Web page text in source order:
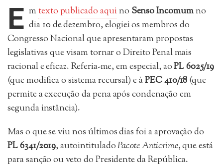
E mtexto publicado aquino Senso Incomumno
dia 10 de dezembro, elogiei os membros do
Congresso Nacional que apresentaram propostas
legislativas que visam tornar o Direito Penal mais
racional e eficaz. Referia-me, em especial, aoPL 6025/19
(que modifica o sistema recursal) e àPEC 410/18(que
permite a execução da pena após condenação em
segunda instância).
Mas o que se viu nos últimos dias foi a aprovação do
PL 6341/2019, autointituladoPacote Anticrime, que está
para sanção ou veto do Presidente da República.